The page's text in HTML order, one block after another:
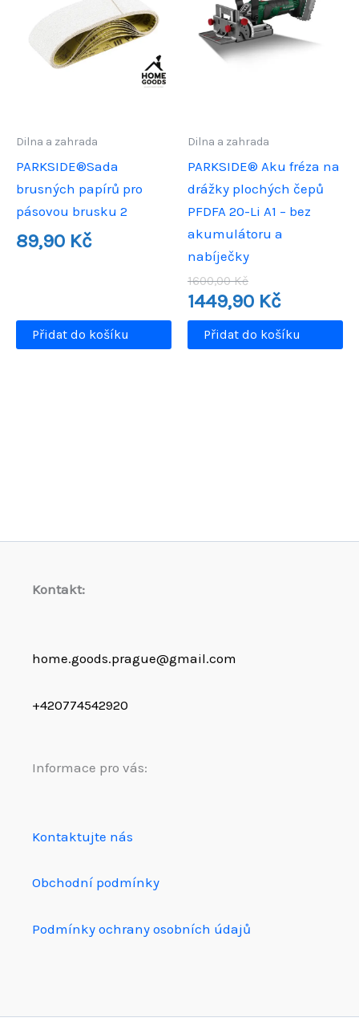
Dilna a zahrada
PARKSIDE®Sada
brusných papírů pro
pásovou brusku 2
89,90 Kč
Přidat do košíku
Dilna a zahrada
PARKSIDE® Aku fréza na
drážky plochých čepů
PFDFA 20-Li A1 – bez
akumulátoru a
nabíječky
1600,00KčPůvodní
cena
byla:
1600,00 Kč.
1449,90 Kč
je:
1449,90 Kč.
Přidat do košíku
Kontakt:
home.goods.prague@gmail.com
+420774542920
Informace pro vás:
Kontaktujte nás
Obchodní podmínky
Podmínky ochrany osobních údajů